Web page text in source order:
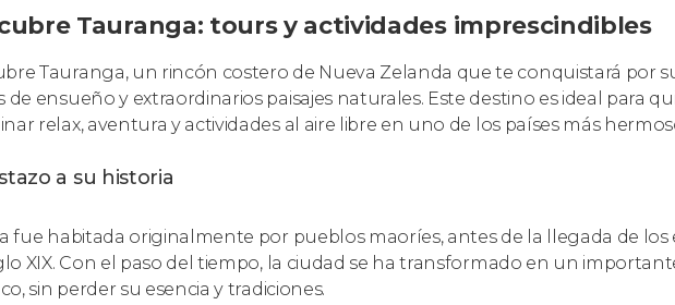
Tauranga: tours y actividades imprescindibles
Tauranga, un rincón costero de Nueva Zelanda que te conquistará por
de ensueño y extraordinarios paisajes naturales. Este destino es ideal para
relax, aventura y actividades al aire libre en uno de los países más
a su historia
fue habitada originalmente por pueblos maoríes, antes de la llegada de los
XIX. Con el paso del tiempo, la ciudad se ha transformado en un
sin perder su esencia y tradiciones.